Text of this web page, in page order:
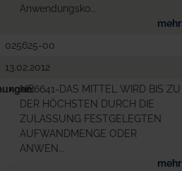
Anwendungsko...
mehr
025625-00
13.02.2012
NB6641-DAS MITTEL WIRD BIS ZU
DER HÖCHSTEN DURCH DIE
ZULASSUNG FESTGELEGTEN
AUFWANDMENGE ODER
ANWEN...
mehr